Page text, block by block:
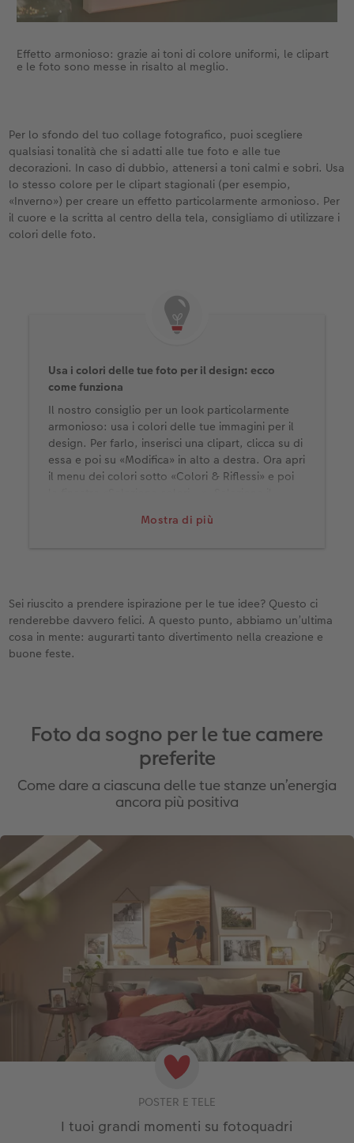
Effetto armonioso: grazie ai toni di colore uniformi, le clipart
e le foto sono messe in risalto al meglio.
Per lo sfondo del tuo collage fotografico, puoi scegliere
qualsiasi tonalità che si adatti alle tue foto e alle tue
decorazioni. In caso di dubbio, attenersi a toni calmi e sobri. Usa
lo stesso colore per le clipart stagionali (per esempio,
«Inverno») per creare un effetto particolarmente armonioso. Per
il cuore e la scritta al centro della tela, consigliamo di utilizzare i
colori delle foto.
Mostra di più
Usa i colori delle tue foto per il design: ecco
come funziona
Il nostro consiglio per un look particolarmente
armonioso: usa i colori delle tue immagini per il
design. Per farlo, inserisci una clipart, clicca su di
essa e poi su «Modifica» in alto a destra. Ora apri
il menu dei colori sotto «Colori & Riflessi» e poi
tua foto che vuoi usare per la clipart. Sentiti liberi
Sei riuscito a prendere ispirazione per le tue idee? Questo ci
renderebbe davvero felici. A questo punto, abbiamo un’ultima
cosa in mente: augurarti tanto divertimento nella creazione e
buone feste.
Foto da sogno per le tue camere
preferite
Come dare a ciascuna delle tue stanze un’energia
ancora più positiva
POSTER E TELE
I tuoi grandi momenti su fotoquadri